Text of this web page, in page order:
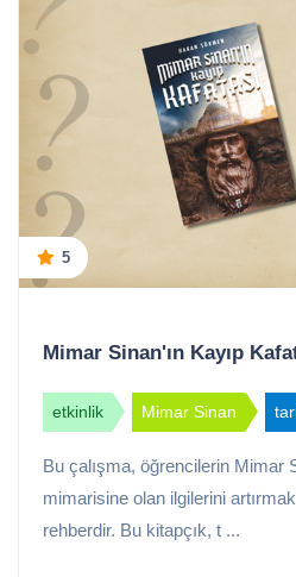
5
Mimar Sinan'ın Kayıp
etkinlik Mimar Sinan
Bu çalışma, öğrencilerin Mimar
mimarisine olan ilgilerini
rehberdir. Bu kitapçık, t ...